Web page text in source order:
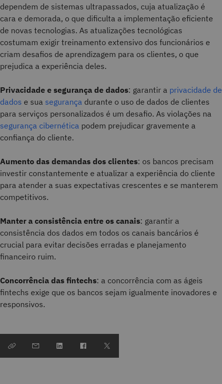
dependem de sistemas ultrapassados, cuja atualização é
cara e demorada, o que dificulta a implementação eficiente
de novas tecnologias. As atualizações tecnológicas
costumam exigir treinamento extensivo dos funcionários e
criam desafios de aprendizagem para os clientes, o que
prejudica a experiência deles.
Privacidade e segurança de dados: garantir a privacidade de
dados e sua segurança durante o uso de dados de clientes
para serviços personalizados é um desafio. As violações na
segurança cibernética podem prejudicar gravemente a
confiança do cliente.
Aumento das demandas dos clientes: os bancos precisam
investir constantemente e atualizar a experiência do cliente
para atender a suas expectativas crescentes e se manterem
competitivos.
Manter a consistência entre os canais: garantir a
consistência dos dados em todos os canais bancários é
crucial para evitar decisões erradas e planejamento
financeiro ruim.
Concorrência das fintechs: a concorrência com as ágeis
fintechs exige que os bancos sejam igualmente inovadores e
responsivos.